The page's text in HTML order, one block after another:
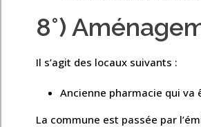
8°)
Il s’agit des locaux suivants :
Ancienne pharmacie qui
La commune est passée par